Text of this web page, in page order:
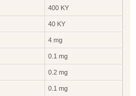
400 KY
40 KY
4 mg
0.1 mg
0.2 mg
0.1 mg